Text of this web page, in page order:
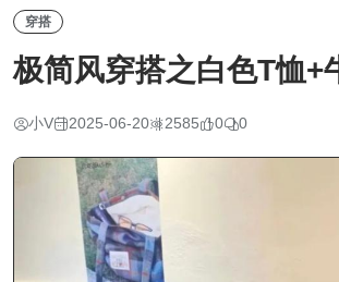
穿搭
极简风穿搭之白色T恤+
小V 2025-06-20 2585 0 0